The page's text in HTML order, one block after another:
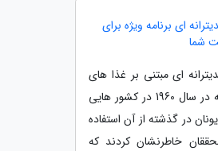
ای برنامه ویژه برای
شما
ای مبتنی بر غذا های
سنتی است که در سال 1960 در کشور هایی
یونان در گذشته از آن استفاده
خاطرنشان کردند که